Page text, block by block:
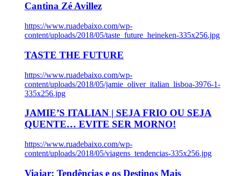
Cantina Zé Avillez
https://www.ruadebaixo.com/wp-
content/uploads/2018/05/taste_future_heineken-335x256.jpg
TASTE THE FUTURE
https://www.ruadebaixo.com/wp-
content/uploads/2018/05/jamie_oliver_italian_lisboa-3976-1-
335x256.jpg
JAMIE’S ITALIAN | SEJA FRIO OU SEJA
QUENTE… EVITE SER MORNO!
https://www.ruadebaixo.com/wp-
content/uploads/2018/05/viagens_tendencias-335x256.jpg
Viajar: Tendências e os Destinos Mais